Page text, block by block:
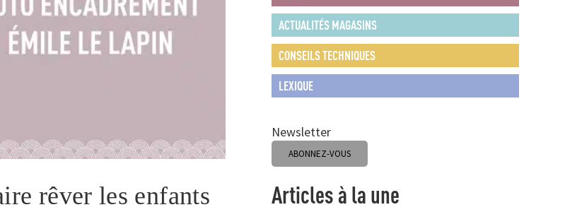
rêver les enfants
ACTUALITÉS MAGASINS
CONSEILS TECHNIQUES
LEXIQUE
Newsletter
ABONNEZ-VOUS
Articles à la une